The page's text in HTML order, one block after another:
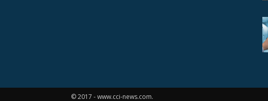
© 2017 - www.cci-news.com.